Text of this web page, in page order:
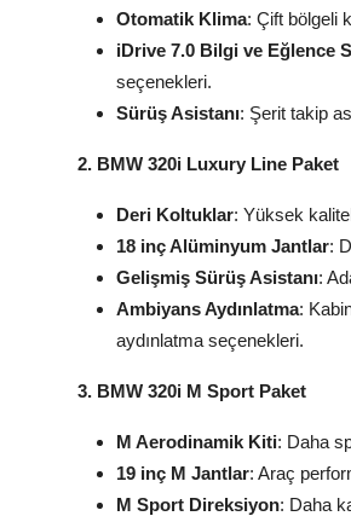
Otomatik Klima: Çift bölgeli
iDrive 7.0 Bilgi ve Eğlence
seçenekleri.
Sürüş Asistanı: Şerit takip
2. BMW 320i Luxury Line Paket
Deri Koltuklar: Yüksek
18 inç Alüminyum Jantlar:
Gelişmiş Sürüş Asistanı:
Ambiyans Aydınlatma:
aydınlatma seçenekleri.
3. BMW 320i M Sport Paket
M Aerodinamik Kiti: Daha
19 inç M Jantlar: Araç
M Sport Direksiyon: Daha